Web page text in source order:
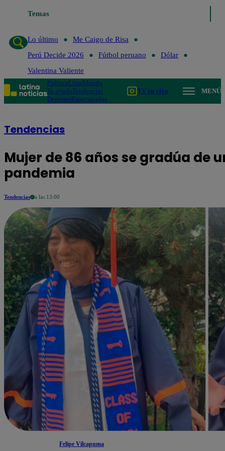
Temas
Lo último
Me Caigo de Risa
Perú Decide 2026
Fútbol peruano
Dólar
Valentina Valiente
PolíticaLimaMundo
Te ayudoTendencias
DeportesEspectáculos
TV en vivo MENÚ
Tendencias
Mujer de 86 años se gradúa de
pandemia
Tendencias a las 13:00
Felipe Vilcapuma